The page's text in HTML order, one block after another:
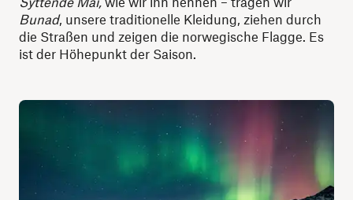
Bunad, unsere traditionelle Kleidung, ziehen durch
die Straßen und zeigen die norwegische Flagge. Es
ist der Höhepunkt der Saison.